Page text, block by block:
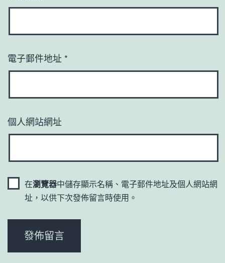
電子郵件地址 *
個人網站網址
在瀏覽器中儲存顯示名稱、電子郵件地址及個人網站網
址，以供下次發佈留言時使用。